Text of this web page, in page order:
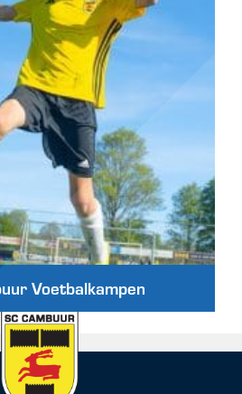
Voetbalkampen